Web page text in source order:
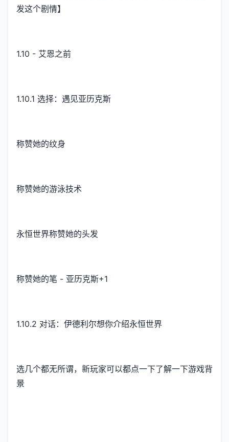
发这个剧情】
1.10 - 艾恩之前
1.10.1 选择：遇见亚历克斯
称赞她的纹身
称赞她的游泳技术
永恒世界称赞她的头发
称赞她的笔 - 亚历克斯+1
1.10.2 对话：伊德利尔想你介绍永恒世界
选几个都无所谓，新玩家可以都点一下了解一下游戏背
景